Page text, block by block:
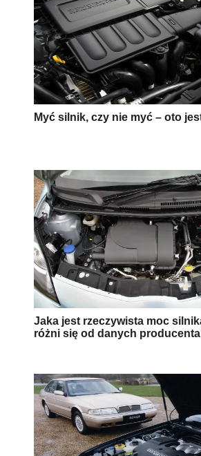
Myć silnik, czy nie myć – oto
Jaka jest rzeczywista moc
różni się od danych